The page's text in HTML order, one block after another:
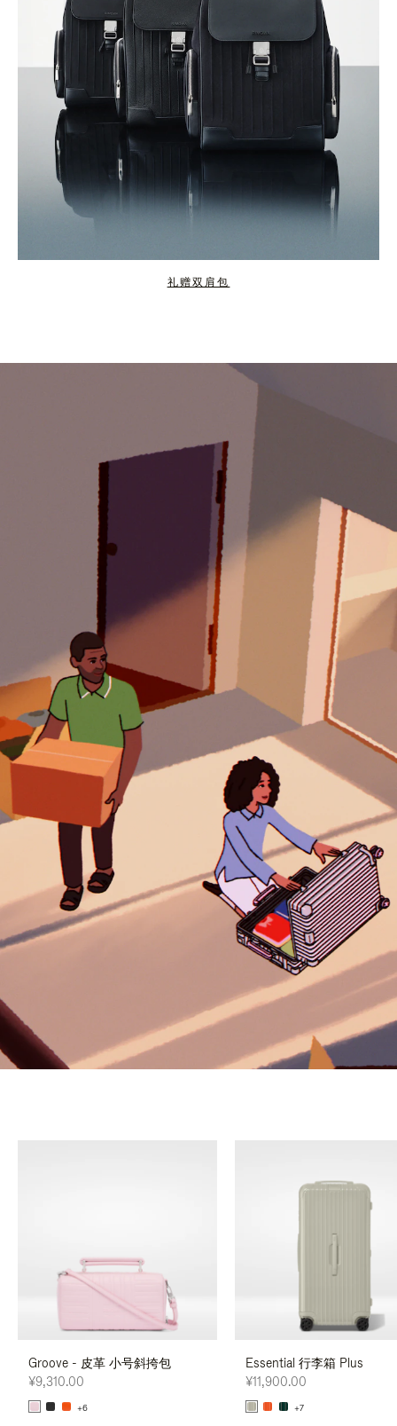
礼赠双肩包
Groove - 皮革 小号斜挎包
¥9,310.00
+6
Essential 行李箱 Plus
¥11,900.00
+7